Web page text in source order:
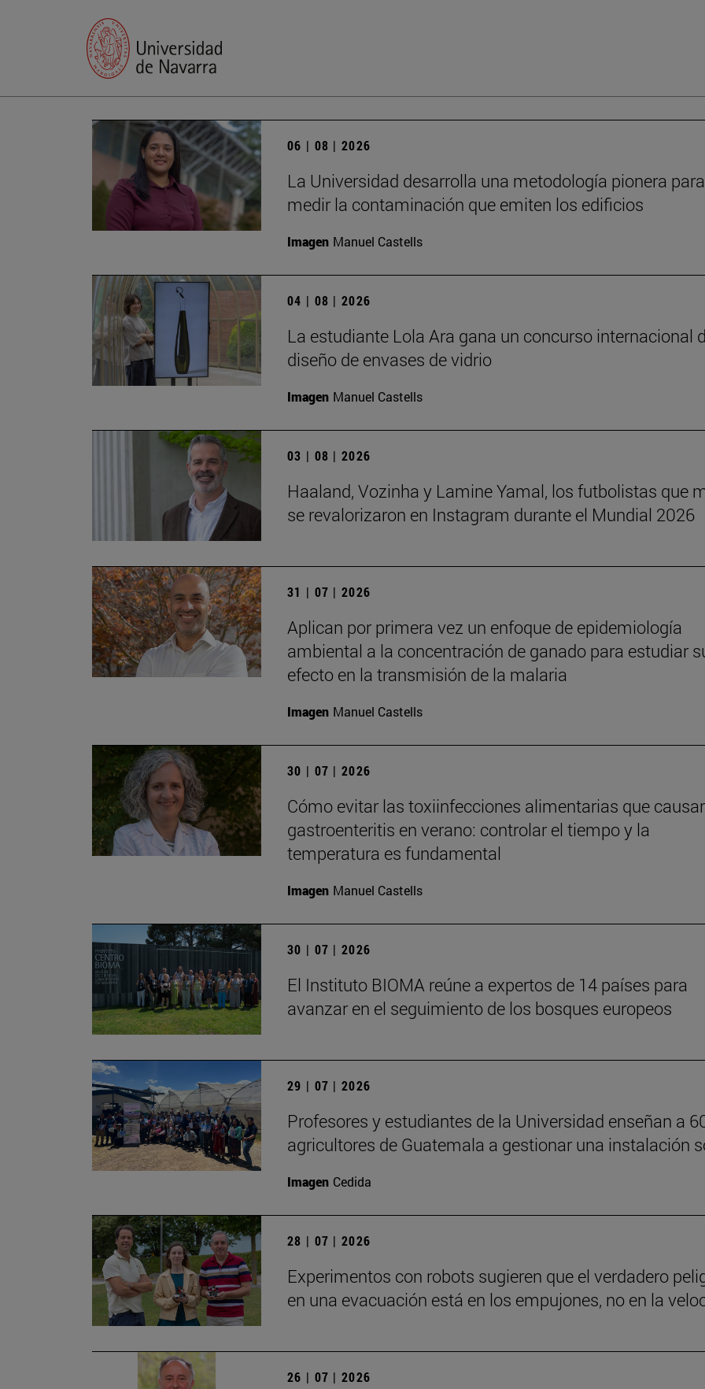
06 | 08 | 2026
La Universidad desarrolla una metodología pionera para
medir la contaminación que emiten los edificios
Imagen Manuel Castells
04 | 08 | 2026
La estudiante Lola Ara gana un concurso internacional
diseño de envases de vidrio
Imagen Manuel Castells
03 | 08 | 2026
Haaland, Vozinha y Lamine Yamal, los futbolistas que
se revalorizaron en Instagram durante el Mundial 2026
31 | 07 | 2026
Aplican por primera vez un enfoque de epidemiología
ambiental a la concentración de ganado para estudiar
efecto en la transmisión de la malaria
Imagen Manuel Castells
30 | 07 | 2026
Cómo evitar las toxiinfecciones alimentarias que
gastroenteritis en verano: controlar el tiempo y la
temperatura es fundamental
Imagen Manuel Castells
30 | 07 | 2026
El Instituto BIOMA reúne a expertos de 14 países para
avanzar en el seguimiento de los bosques europeos
29 | 07 | 2026
Profesores y estudiantes de la Universidad enseñan a
agricultores de Guatemala a gestionar una instalación
Imagen Cedida
28 | 07 | 2026
Experimentos con robots sugieren que el verdadero
en una evacuación está en los empujones, no en la
26 | 07 | 2026